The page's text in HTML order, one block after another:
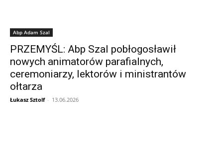
Abp Adam Szal
PRZEMYŚL: Abp Szal pobłogosławił
nowych animatorów parafialnych,
ceremoniarzy, lektorów i ministrantów
ołtarza
Łukasz Sztolf - 13.06.2026